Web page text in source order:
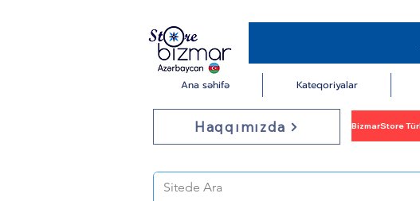
Ana səhifə Kateqoriyalar
Haqqımızda